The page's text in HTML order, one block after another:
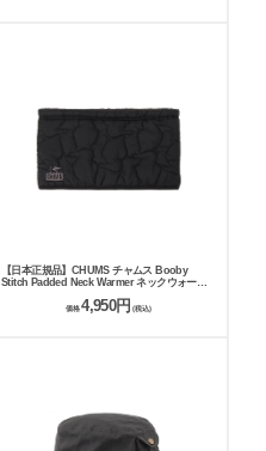
【日本正規品】CHUMS チャムス Booby
Stitch Padded Neck Warmer ネックウォーマ
価格4,950円 (税込)